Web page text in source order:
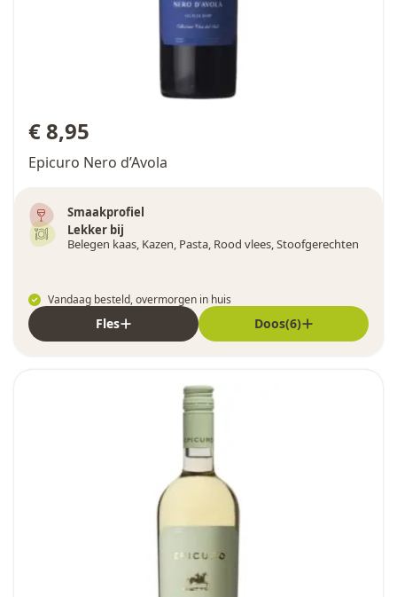
€ 8,95
Epicuro Nero d’Avola
Smaakprofiel
Lekker bij
Belegen kaas, Kazen, Pasta, Rood vlees, Stoofgerechten
Vandaag besteld, overmorgen in huis
Fles Doos(6)